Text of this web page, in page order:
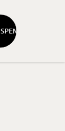
SPENDEN